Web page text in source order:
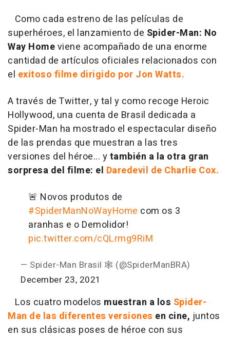
Como cada estreno de las películas de
superhéroes, el lanzamiento de Spider-Man: No
Way Homeviene acompañado de una enorme
cantidad de artículos oficiales relacionados con
el exitoso filme dirigido por Jon Watts.
A través de Twitter, y tal y como recoge Heroic
Hollywood, una cuenta de Brasil dedicada a
Spider-Man ha mostrado el espectacular diseño
de las prendas que muestran a las tres
versiones del héroe... ytambién a la otra gran
sorpresa del filme: el Daredevil de Charlie Cox.
🚨 Novos produtos de
#SpiderManNoWayHome com os 3
aranhas e o Demolidor!
pic.twitter.com/cQLrmg9RiM
— Spider-Man Brasil 🕸️ (@SpiderManBRA)
December 23, 2021
Los cuatro modelos muestran a los Spider-
Man de las diferentes versiones en cine, juntos
en sus clásicas poses de héroe con sus